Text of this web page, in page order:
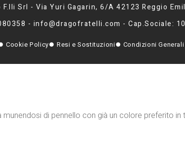
F.lli Srl - Via Yuri Gagarin, 6/A 42123 Reggio
- info@dragofratelli.com - Cap.Sociale:
Cookie Policy Resi e Sostituzioni Condizioni
munendosi di pennello con già un colore preferito